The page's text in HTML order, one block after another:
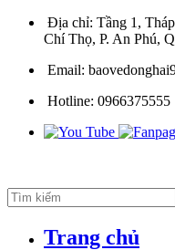
Địa chỉ: Tầng 1,
Chí Thọ, P. An Phú,
Email:
Hotline: 0966375555
Trang chủ